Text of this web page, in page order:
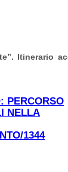
Itinerario
PERCORSO
NELLA
1344